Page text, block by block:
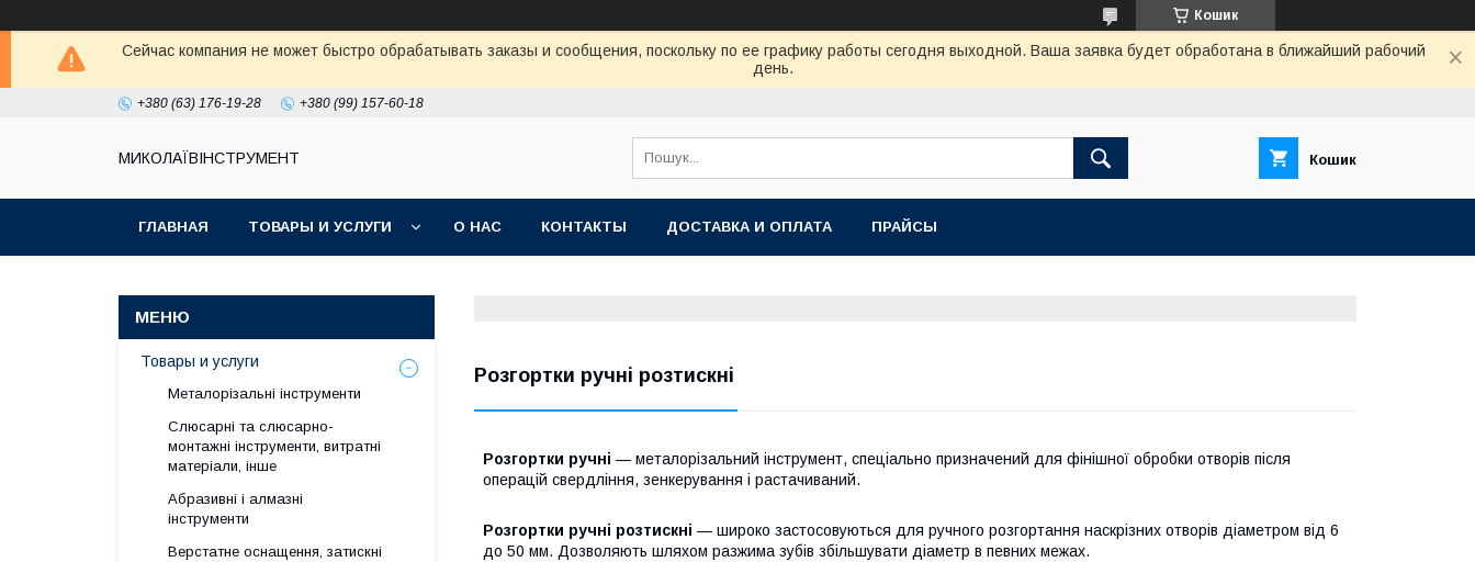
Кошик
Сейчас компания не может быстро обрабатывать заказы и сообщения, поскольку по ее графику работы сегодня выходной. Ваша заявка будет обработана в ближайший рабочий
день.
+380 (63) 176-19-28 +380 (99) 157-60-18
МИКОЛАЇВІНСТРУМЕНТ Кошик
ГЛАВНАЯ ТОВАРЫ И УСЛУГИ О НАС КОНТАКТЫ ДОСТАВКА И ОПЛАТА ПРАЙСЫ
Розгортки ручні розтискні
Розгортки ручні — металорізальний інструмент, спеціально призначений для фінішної обробки отворів після
операцій свердління, зенкерування і растачиваний.
Розгортки ручні розтискні — широко застосовуються для ручного розгортання наскрізних отворів діаметром від 6
до 50 мм. Дозволяють шляхом разжима зубів збільшувати діаметр в певних межах.
Товары и услуги
Металорізальні інструменти
Слюсарні та слюсарно-
монтажні інструменти, витратні
матеріали, інше
Абразивні і алмазні
інструменти
Верстатне оснащення, затискні